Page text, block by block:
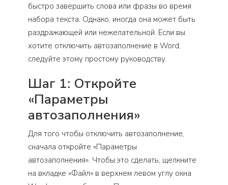
быстро завершить слова или фразы во время
набора текста. Однако, иногда она может быть
раздражающей или нежелательной. Если вы
хотите отключить автозаполнение в Word,
следуйте этому простому руководству.
Шаг 1: Откройте
«Параметры
автозаполнения»
Для того чтобы отключить автозаполнение,
сначала откройте «Параметры
автозаполнения». Чтобы это сделать, щелкните
на вкладке «Файл» в верхнем левом углу окна